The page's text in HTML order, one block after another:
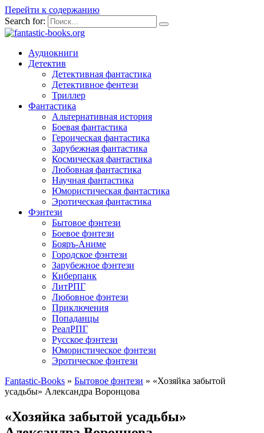
Перейти к содержанию
Search for:
Аудиокниги
Детектив
Детективная фантастика
Детективное фентези
Триллер
Фантастика
Альтернативная история
Боевая фантастика
Героическая фантастика
Зарубежная фантастика
Космическая фантастика
Любовная фантастика
Научная фантастика
Юмористическая фантастика
Эротическая фантастика
Фэнтези
Бытовое фэнтези
Боевое фэнтези
Бояръ-Аниме
Городское фэнтези
Зарубежное фэнтези
Киберпанк
ЛитРПГ
Любовное фэнтези
Приключения
Попаданцы
РеалРПГ
Русское фэнтези
Юмористическое фэнтези
Эротическое фэнтези
Fantastic-Books » Бытовое фэнтези » «Хозяйка забытой
усадьбы» Александра Воронцова
«Хозяйка забытой усадьбы»